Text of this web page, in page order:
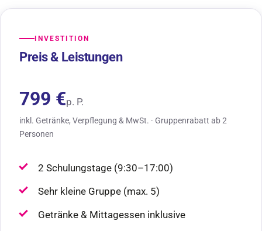
INVESTITION
Preis & Leistungen
799 €p. P.
inkl. Getränke, Verpflegung & MwSt. · Gruppenrabatt ab 2
Personen
2 Schulungstage (9:30–17:00)
Sehr kleine Gruppe (max. 5)
Getränke & Mittagessen inklusive